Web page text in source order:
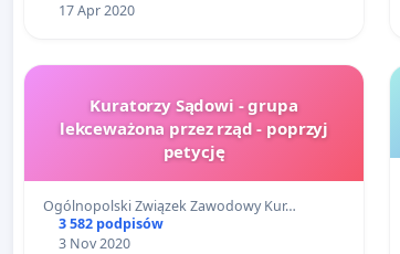
17 Apr 2020
Kuratorzy Sądowi - grupa
lekceważona przez rząd - poprzyj
petycję
Ogólnopolski Związek Zawodowy Kur…
3 582 podpisów
3 Nov 2020